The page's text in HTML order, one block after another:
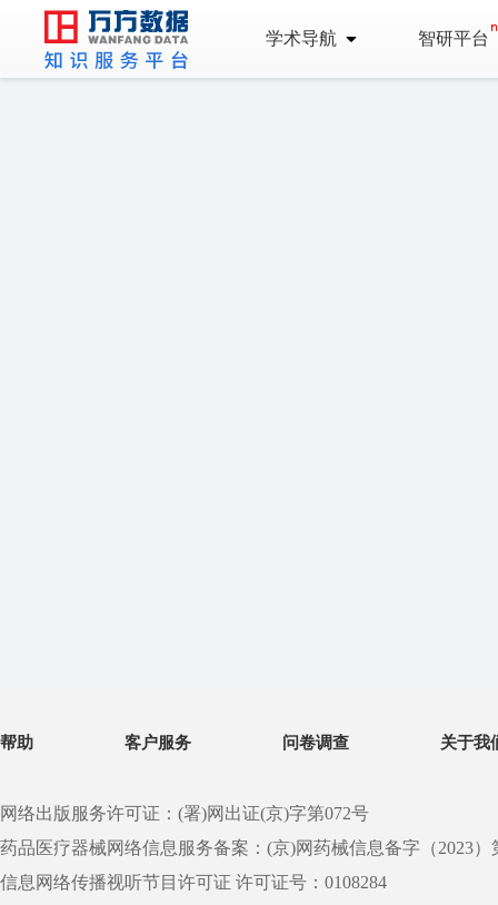
学术导航 智研平台
帮助 客户服务 问卷调查 关于我
网络出版服务许可证：(署)网出证(京)字第072号
药品医疗器械网络信息服务备案：(京)网药械信息备字（2023）
信息网络传播视听节目许可证 许可证号：0108284